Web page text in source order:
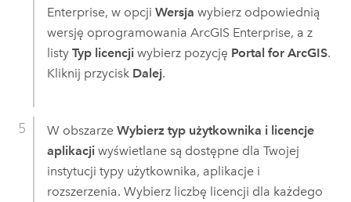
Enterprise, w opcji Wersja wybierz odpowiednią
wersję oprogramowania ArcGIS Enterprise, a z
listy Typ licencjiwybierz pozycję Portal for ArcGIS.
Kliknij przycisk Dalej.
W obszarze Wybierz typ użytkownika i licencje
aplikacjiwyświetlane są dostępne dla Twojej
instytucji typy użytkownika, aplikacje i
rozszerzenia. Wybierz liczbę licencji dla każdego